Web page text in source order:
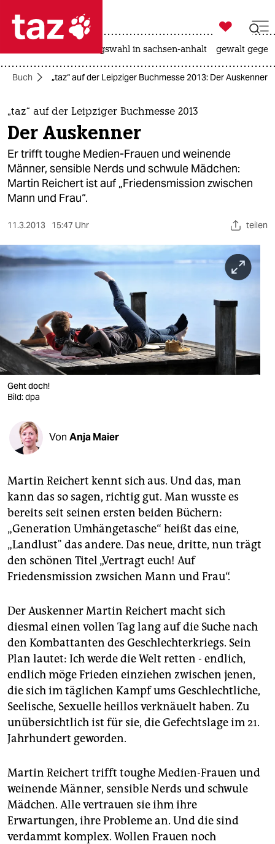
 taz zahl ich
taz zahl ich
themen
politik
öko
gesellschaft
kultur
sport
berlin
wahrheit
verlag
verlag
shop
fragen & hilfe
unterstützen
abo
genossenschaft
epaper login

taz zahl ich
landtagswahl in sachsen-anhalt gewalt
Buch „taz“ auf der Leipziger Buchmesse 2013: Der Auskenner
„taz“ auf der Leipziger Buchmesse 2013
Der Auskenner
Er trifft toughe Medien-Frauen und weinende
Männer, sensible Nerds und schwule Mädchen:
Martin Reichert ist auf „Friedensmission zwischen
Mann und Frau“.
11.3.2013 15:47 Uhr teilen
Geht doch!
Bild: dpa
Von Anja Maier
Martin Reichert kennt sich aus. Und das, man
kann das so sagen, richtig gut. Man wusste es
bereits seit seinen ersten beiden Büchern:
„Generation Umhängetasche“ heißt das eine,
„Landlust" das andere. Das neue, dritte, nun trägt
den schönen Titel „Vertragt euch! Auf
Friedensmission zwsichen Mann und Frau“.
Der Auskenner Martin Reichert macht sich
diesmal einen vollen Tag lang auf die Suche nach
den Kombattanten des Geschlechterkriegs. Sein
Plan lautet: Ich werde die Welt retten - endlich,
endlich möge Frieden einziehen zwischen jenen,
die sich im täglichen Kampf ums Geschlechtliche,
Seelische, Sexuelle heillos verknäuelt haben. Zu
unübersichtlich ist für sie, die Gefechtslage im 21.
Jahrhundert geworden.
Martin Reichert trifft toughe Medien-Frauen und
weinende Männer, sensible Nerds und schwule
Mädchen. Alle vertrauen sie ihm ihre
Erwartungen, ihre Probleme an. Und die sind
verdammt komplex. Wollen Frauen noch